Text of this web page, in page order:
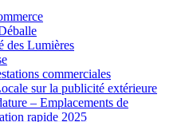
des Lumières
commerciales
sur la publicité extérieure
– Emplacements de
rapide 2025